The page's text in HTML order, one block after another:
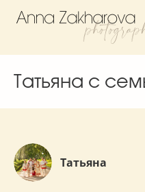
Татьяна с
Татьяна